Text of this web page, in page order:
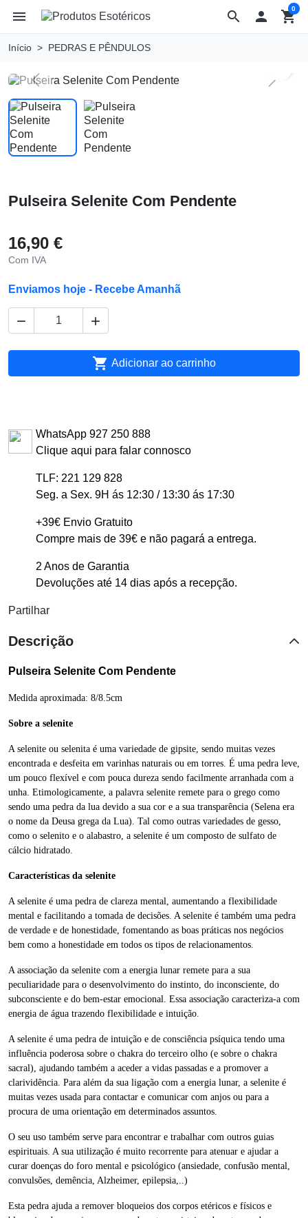
search
menu  shopping_cart
0
Início PEDRAS E PÊNDULOS
Previous Next
Pulseira Selenite Com Pendente
16,90 €
Com IVA
Enviamos hoje - Recebe Amanhã
 
 Adicionar ao carrinho
WhatsApp 927 250 888
Clique aqui para falar connosco
TLF: 221 129 828
Seg. a Sex. 9H ás 12:30 / 13:30 ás 17:30
+39€ Envio Gratuito
Compre mais de 39€ e não pagará a entrega.
2 Anos de Garantia
Devoluções até 14 dias após a recepção.
Partilhar
Descrição
Pulseira Selenite Com Pendente
Medida aproximada: 8/8.5cm
Sobre a selenite
A selenite ou selenita é uma variedade de gipsite, sendo muitas vezes
encontrada e desfeita em varinhas naturais ou em torres. É uma pedra leve,
um pouco flexível e com pouca dureza sendo facilmente arranhada com a
unha. Etimologicamente, a palavra selenite remete para o grego como
sendo uma pedra da lua devido a sua cor e a sua transparência (Selena era
o nome da Deusa grega da Lua). Tal como outras variedades de gesso,
como o selenito e o alabastro, a selenite é um composto de sulfato de
cálcio hidratado.
Características da selenite
A selenite é uma pedra de clareza mental, aumentando a flexibilidade
mental e facilitando a tomada de decisões. A selenite é também uma pedra
de verdade e de honestidade, fomentando as boas práticas nos negócios
bem como a honestidade em todos os tipos de relacionamentos.
A associação da selenite com a energia lunar remete para a sua
peculiaridade para o desenvolvimento do instinto, do inconsciente, do
subconsciente e do bem-estar emocional. Essa associação caracteriza-a com
energia de água trazendo flexibilidade e intuição.
A selenite é uma pedra de intuição e de consciência psíquica tendo uma
influência poderosa sobre o chakra do terceiro olho (e sobre o chakra
sacral), ajudando também a aceder a vidas passadas e a promover a
clarividência. Para além da sua ligação com a energia lunar, a selenite é
muitas vezes usada para contactar e comunicar com anjos ou para a
procura de uma orientação em determinados assuntos.
O seu uso também serve para encontrar e trabalhar com outros guias
espirituais. A sua utilização é muito recorrente para atenuar e ajudar a
curar doenças do foro mental e psicológico (ansiedade, confusão mental,
convulsões, demência, Alzheimer, epilepsia,..)
Esta pedra ajuda a remover bloqueios dos corpos etéricos e físicos e